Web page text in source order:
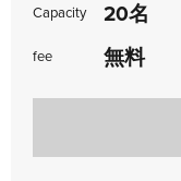
Capacity 20名
fee 無料